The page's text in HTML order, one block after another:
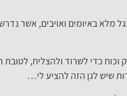
מלא באיומים ואויבים, אשר
וכוח כדי לשרוד ולהצליח,
שיש לגן הזה להציע לי…